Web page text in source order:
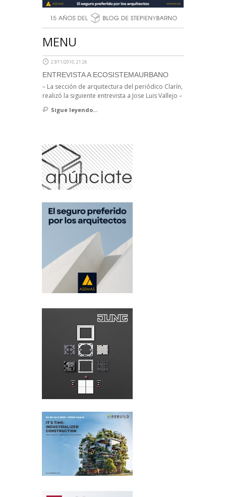
MENU
23/11/2010, 21:26
ENTREVISTA A ECOSISTEMAURBANO
– La sección de arquitectura del periódico Clarín,
realizó la siguiente entrevista a Jose Luis Vallejo –
Sigue leyendo...